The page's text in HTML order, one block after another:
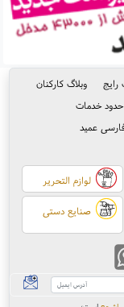
رایج
وبلاگ کارکنان
خدمات
عمید
لوازم التحریر
صنایع دستی